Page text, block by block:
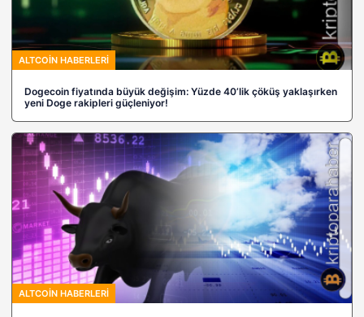
ALTCOIN HABERLERI
Dogecoin fiyatında büyük değişim: Yüzde 40’lik çöküş yaklaşırken
yeni Doge rakipleri güçleniyor!
ALTCOIN HABERLERI